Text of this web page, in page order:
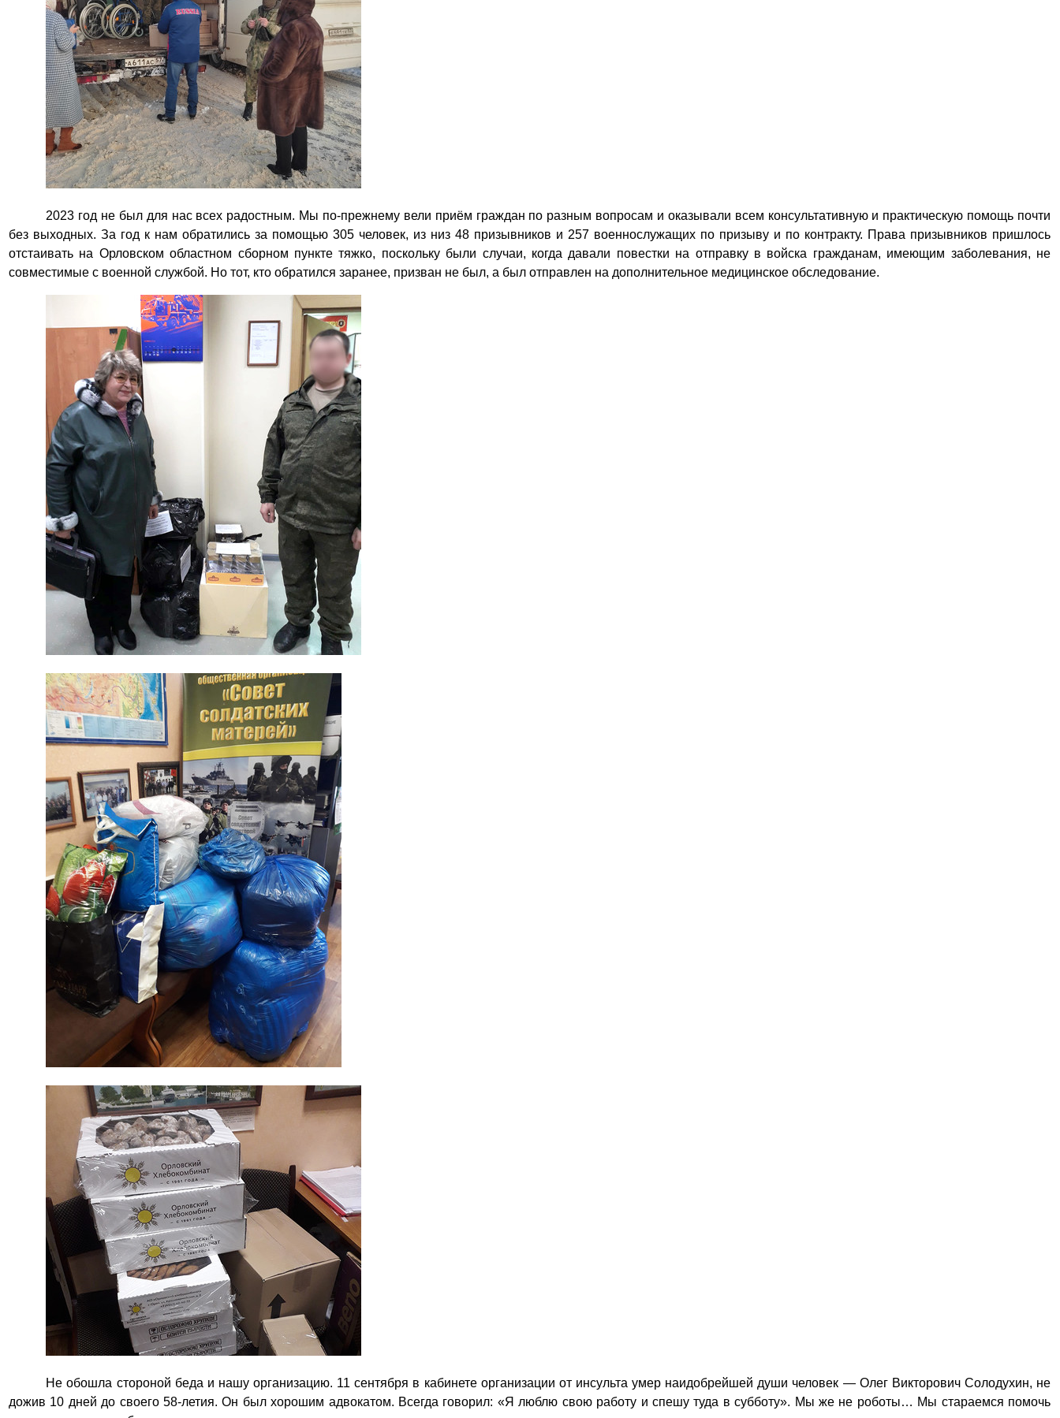
2023 год не был для нас всех радостным. Мы по-прежнему вели приём граждан по разным вопросам и оказывали всем консультативную и практическую помощь почти
без выходных. За год к нам обратились за помощью 305 человек, из низ 48 призывников и 257 военнослужащих по призыву и по контракту. Права призывников пришлось
отстаивать на Орловском областном сборном пункте тяжко, поскольку были случаи, когда давали повестки на отправку в войска гражданам, имеющим заболевания, не
совместимые с военной службой. Но тот, кто обратился заранее, призван не был, а был отправлен на дополнительное медицинское обследование.
Не обошла стороной беда и нашу организацию. 11 сентября в кабинете организации от инсульта умер наидобрейшей души человек — Олег Викторович Солодухин, не
дожив 10 дней до своего 58-летия. Он был хорошим адвокатом. Всегда говорил: «Я люблю свою работу и спешу туда в субботу». Мы же не роботы… Мы стараемся помочь